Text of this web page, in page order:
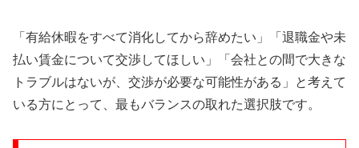
「有給休暇をすべて消化してから辞めたい」「退職金や未
払い賃金について交渉してほしい」「会社との間で大きな
トラブルはないが、交渉が必要な可能性がある」と考えて
いる方にとって、最もバランスの取れた選択肢です。